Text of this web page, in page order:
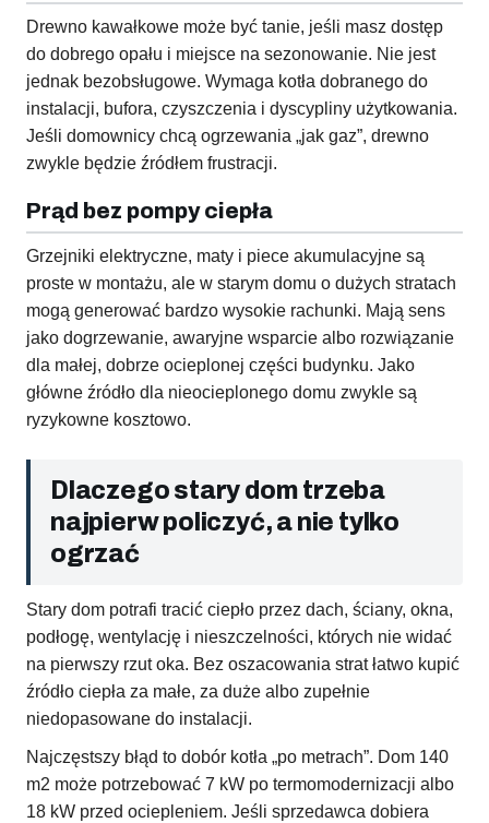
Drewno kawałkowe może być tanie, jeśli masz dostęp
do dobrego opału i miejsce na sezonowanie. Nie jest
jednak bezobsługowe. Wymaga kotła dobranego do
instalacji, bufora, czyszczenia i dyscypliny użytkowania.
Jeśli domownicy chcą ogrzewania „jak gaz”, drewno
zwykle będzie źródłem frustracji.
Prąd bez pompy ciepła
Grzejniki elektryczne, maty i piece akumulacyjne są
proste w montażu, ale w starym domu o dużych stratach
mogą generować bardzo wysokie rachunki. Mają sens
jako dogrzewanie, awaryjne wsparcie albo rozwiązanie
dla małej, dobrze ocieplonej części budynku. Jako
główne źródło dla nieocieplonego domu zwykle są
ryzykowne kosztowo.
Dlaczego stary dom trzeba
najpierw policzyć, a nie tylko
ogrzać
Stary dom potrafi tracić ciepło przez dach, ściany, okna,
podłogę, wentylację i nieszczelności, których nie widać
na pierwszy rzut oka. Bez oszacowania strat łatwo kupić
źródło ciepła za małe, za duże albo zupełnie
niedopasowane do instalacji.
Najczęstszy błąd to dobór kotła „po metrach”. Dom 140
m2 może potrzebować 7 kW po termomodernizacji albo
18 kW przed ociepleniem. Jeśli sprzedawca dobiera